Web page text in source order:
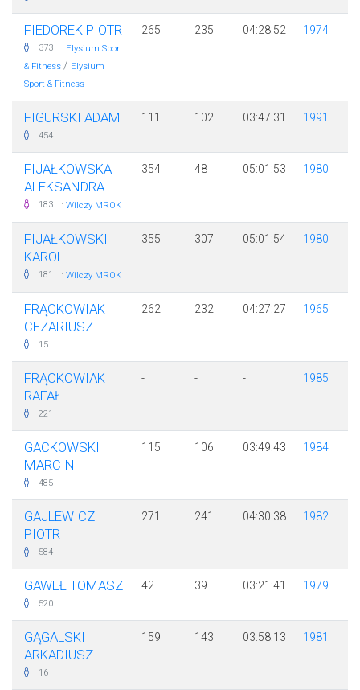
FIEDOREK PIOTR
373 · Elysium Sport
& Fitness / Elysium
Sport & Fitness
265 235 04:28:52 1974
FIGURSKI ADAM
454
111 102 03:47:31 1991
FIJAŁKOWSKA
ALEKSANDRA
183 · Wilczy MROK
354 48 05:01:53 1980
FIJAŁKOWSKI
KAROL
181 · Wilczy MROK
355 307 05:01:54 1980
FRĄCKOWIAK
CEZARIUSZ
15
262 232 04:27:27 1965
FRĄCKOWIAK
RAFAŁ
221
- - - 1985
GACKOWSKI
MARCIN
485
115 106 03:49:43 1984
GAJLEWICZ
PIOTR
584
271 241 04:30:38 1982
GAWEŁ TOMASZ
520
42 39 03:21:41 1979
GĄGALSKI
ARKADIUSZ
16
159 143 03:58:13 1981